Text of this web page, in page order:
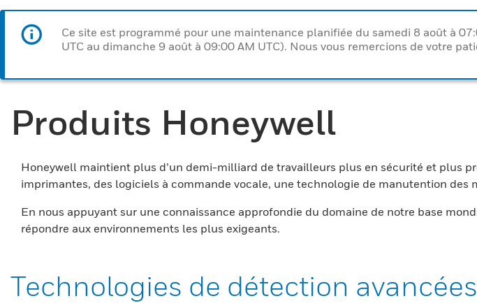
Ce site est programmé pour une maintenance planifiée du samedi 8 août à
UTC au dimanche 9 août à 09:00 AM UTC). Nous vous remercions de votre
Produits Honeywell
Honeywell maintient plus d’un demi-milliard de travailleurs plus en sécurité et plus
imprimantes, des logiciels à commande vocale, une technologie de manutention
En nous appuyant sur une connaissance approfondie du domaine de notre base
répondre aux environnements les plus exigeants.
Technologies de détection avancées